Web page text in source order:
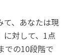
、あなたは現
に対して、1点
での10段階で